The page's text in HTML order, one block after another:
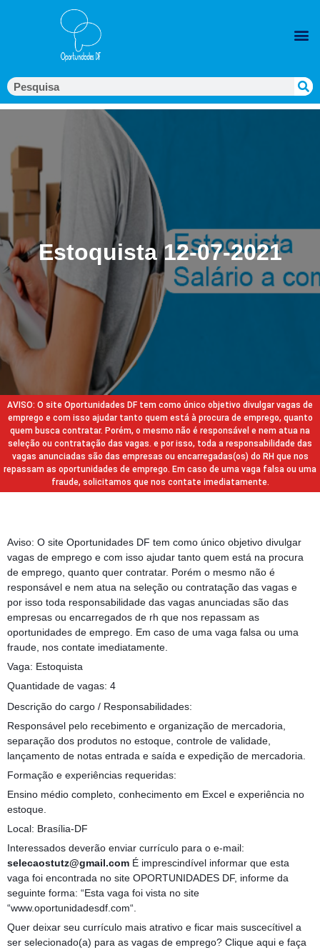
Estoquista 12-07-2021
AVISO: O site Oportunidades DF tem como único objetivo divulgar vagas de
emprego e com isso ajudar tanto quem está à procura de emprego, quanto
quem busca contratar. Porém, o mesmo não é responsável e nem atua na
seleção ou contratação das vagas. e por isso, toda a responsabilidade das
vagas anunciadas são das empresas ou encarregadas(os) do RH que nos
repassam as oportunidades de emprego. Em caso de uma vaga falsa ou uma
fraude, solicitamos que nos contate imediatamente.
Aviso: O site Oportunidades DF tem como único objetivo divulgar
vagas de emprego e com isso ajudar tanto quem está na procura
de emprego, quanto quer contratar. Porém o mesmo não é
responsável e nem atua na seleção ou contratação das vagas e
por isso toda responsabilidade das vagas anunciadas são das
empresas ou encarregados de rh que nos repassam as
oportunidades de emprego. Em caso de uma vaga falsa ou uma
fraude, nos contate imediatamente.
Vaga: Estoquista
Quantidade de vagas: 4
Descrição do cargo / Responsabilidades:
Responsável pelo recebimento e organização de mercadoria,
separação dos produtos no estoque, controle de validade,
lançamento de notas entrada e saída e expedição de mercadoria.
Formação e experiências requeridas:
Ensino médio completo, conhecimento em Excel e experiência no
estoque.
Local: Brasília-DF
Interessados deverão enviar currículo para o e-mail:
selecaostutz@gmail.com É imprescindível informar que esta
vaga foi encontrada no site OPORTUNIDADES DF, informe da
seguinte forma: “Esta vaga foi vista no site
“www.oportunidadesdf.com“.
Quer deixar seu currículo mais atrativo e ficar mais suscecítivel a
ser selecionado(a) para as vagas de emprego? Clique aqui e faça